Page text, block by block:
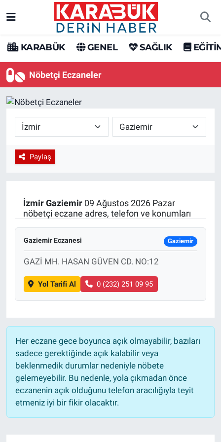
KARABÜK GENEL SAĞLIK
Nöbetçi Eczaneler
Paylaş
İzmir Gaziemir09 Ağustos 2026 Pazar
nöbetçi eczane adres, telefon ve konumları
Gaziemir Eczanesi Gaziemir
GAZİ MH. HASAN GÜVEN CD. NO:12
Yol Tarifi Al 0 (232) 251 09 95
Her eczane gece boyunca açık olmayabilir, bazıları
sadece gerektiğinde açık kalabilir veya
beklenmedik durumlar nedeniyle nöbete
gelemeyebilir. Bu nedenle, yola çıkmadan önce
eczanenin açık olduğunu telefon aracılığıyla teyit
etmeniz iyi bir fikir olacaktır.
Karabük Hava Durumu
Karabük Trafik Yoğunluk Haritası
Tüm Manşetler
Son Dakika Haberleri